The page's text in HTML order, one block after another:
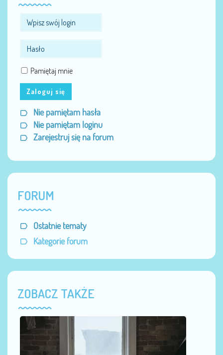
Pamiętaj mnie
Zaloguj się
Nie pamiętam hasła
Nie pamiętam loginu
Zarejestruj się na forum
FORUM
Ostatnie tematy
Kategorie forum
ZOBACZ TAKŻE